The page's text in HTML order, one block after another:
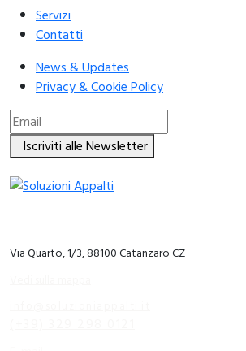
Servizi
Contatti
News & Updates
Privacy & Cookie Policy
Iscriviti alle Newsletter
Via Quarto, 1/3, 88100 Catanzaro CZ